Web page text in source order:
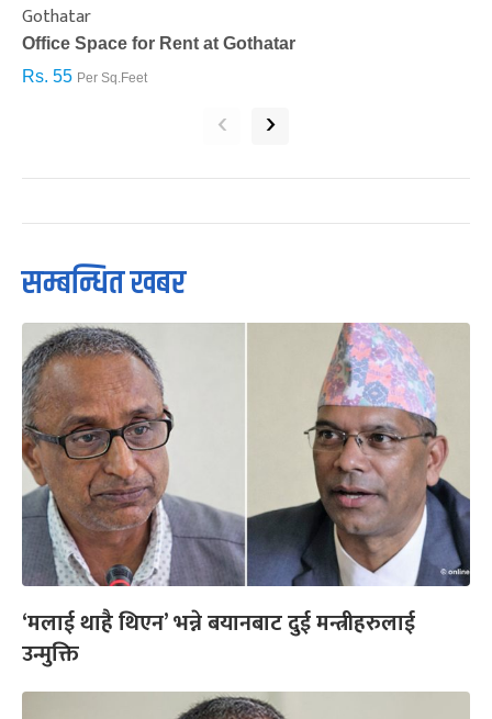
Gothatar
Office Space for Rent at Gothatar
Rs. 55 Per Sq.Feet
‹ ›
सम्बन्धित खबर
‘मलाई थाहै थिएन’ भन्ने बयानबाट दुई मन्त्रीहरुलाई
उन्मुक्ति